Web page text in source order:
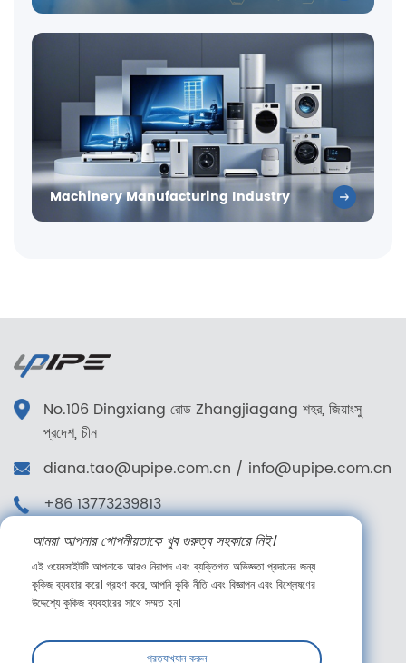
Machinery Manufacturing Industry
No.106 Dingxiang রোড Zhangjiagang শহর, জিয়াংসু
প্রদেশ, চীন
diana.tao@upipe.com.cn / info@upipe.com.cn
+86 13773239813
+86 13773239813
আমাদের অনুসরণ করুন
আমরা আপনার গোপনীয়তাকে খুব গুরুত্ব সহকারে নিই।
এই ওয়েবসাইটটি আপনাকে আরও নিরাপদ এবং ব্যক্তিগত অভিজ্ঞতা প্রদানের জন্য
কুকিজ ব্যবহার করে। গ্রহণ করে, আপনি কুকি নীতি এবং বিজ্ঞাপন এবং বিশ্লেষণের
উদ্দেশ্যে কুকিজ ব্যবহারের সাথে সম্মত হন।
প্রত্যাখ্যান করুন